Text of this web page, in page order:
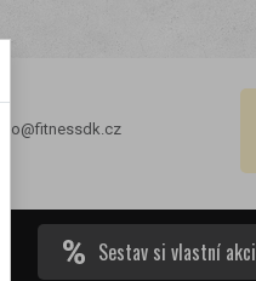
info@fitnessdk.cz
Sestav si vlastní akci